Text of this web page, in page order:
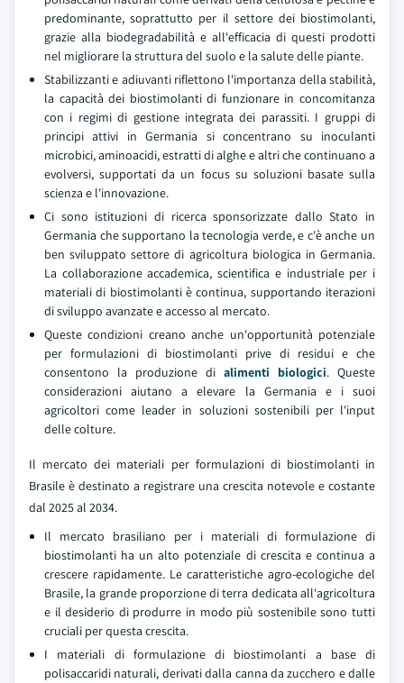
predominante, soprattutto per il settore dei biostimolanti,
grazie alla biodegradabilità e all'efficacia di questi prodotti
nel migliorare la struttura del suolo e la salute delle piante.
Stabilizzanti e adiuvanti riflettono l'importanza della stabilità,
la capacità dei biostimolanti di funzionare in concomitanza
con i regimi di gestione integrata dei parassiti. I gruppi di
principi attivi in Germania si concentrano su inoculanti
microbici, aminoacidi, estratti di alghe e altri che continuano a
evolversi, supportati da un focus su soluzioni basate sulla
scienza e l'innovazione.
Ci sono istituzioni di ricerca sponsorizzate dallo Stato in
Germania che supportano la tecnologia verde, e c'è anche un
ben sviluppato settore di agricoltura biologica in Germania.
La collaborazione accademica, scientifica e industriale per i
materiali di biostimolanti è continua, supportando iterazioni
di sviluppo avanzate e accesso al mercato.
Queste condizioni creano anche un'opportunità potenziale
per formulazioni di biostimolanti prive di residui e che
consentono la produzione di alimenti biologici. Queste
considerazioni aiutano a elevare la Germania e i suoi
agricoltori come leader in soluzioni sostenibili per l'input
delle colture.
Il mercato dei materiali per formulazioni di biostimolanti in
Brasile è destinato a registrare una crescita notevole e costante
dal 2025 al 2034.
Il mercato brasiliano per i materiali di formulazione di
biostimolanti ha un alto potenziale di crescita e continua a
crescere rapidamente. Le caratteristiche agro-ecologiche del
Brasile, la grande proporzione di terra dedicata all'agricoltura
e il desiderio di produrre in modo più sostenibile sono tutti
cruciali per questa crescita.
I materiali di formulazione di biostimolanti a base di
polisaccaridi naturali, derivati dalla canna da zucchero e dalle